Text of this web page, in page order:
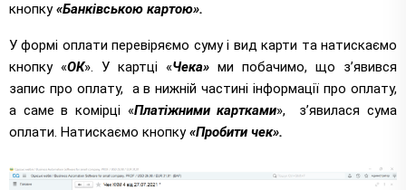
кнопку«Банківською картою».
У формі оплати перевіряємо суму і вид карти та натискаємо
кнопку «ОК». У картці «Чека» ми побачимо, що з’явився
запис про оплату, а в нижній частині інформації про оплату,
а саме в комірці «Платіжними картками», з’явилася сума
оплати. Натискаємо кнопку«Пробити чек».